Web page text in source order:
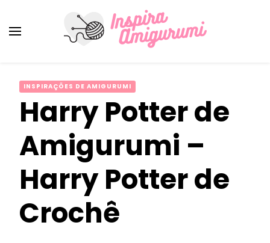
INSPIRAÇÕES DE AMIGURUMI
Harry Potter de
Amigurumi –
Harry Potter de
Crochê